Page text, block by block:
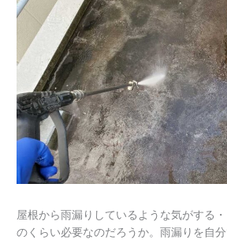
屋根から雨漏りしているような気がする
のくらい必要なのだろうか。雨漏りを自
根
葺
き
替
え
工
事
・
外
塗
・
タ
イ
ル
塗
装
工
事
、
上
ユ
ニ
ッ
ト
バ
ス
工
事
の
工
塗
装
工
事
・
タ
イ
ル
防
塗